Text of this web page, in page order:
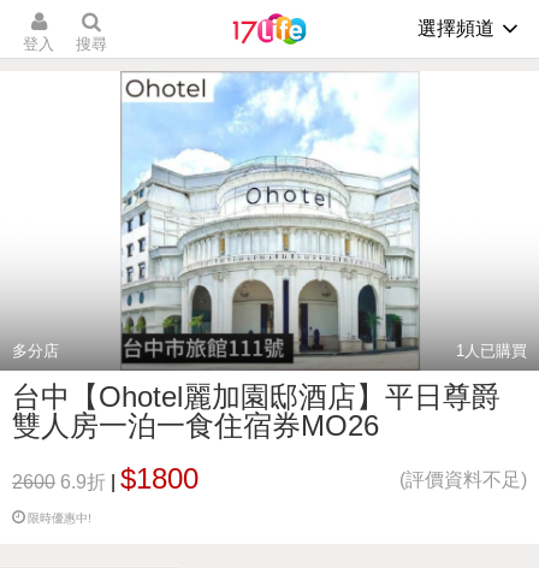
登入 搜尋
選擇頻道
多分店 1人已購買
台中【Ohotel麗加園邸酒店】平日尊爵
雙人房一泊一食住宿券MO26
2600 6.9折 $1800 (評價資料不足)
限時優惠中!